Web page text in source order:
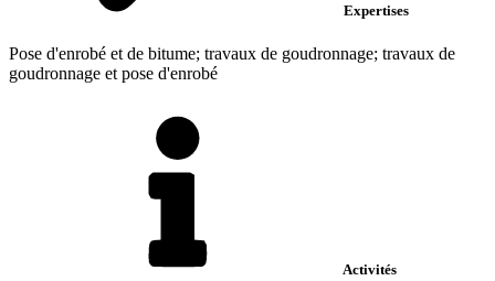
Expertises
Pose d'enrobé et de bitume; travaux de goudronnage; travaux de
goudronnage et pose d'enrobé
Activités